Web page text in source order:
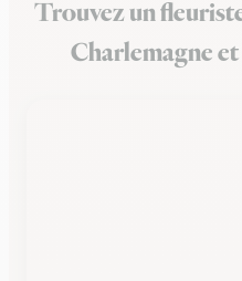
Trouvez un
Charlemagne